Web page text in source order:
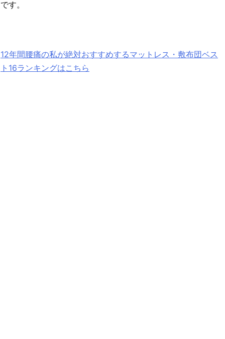
です。
12年間腰痛の私が絶対おすすめするマットレス・敷布団ベス
ト16ランキングはこちら